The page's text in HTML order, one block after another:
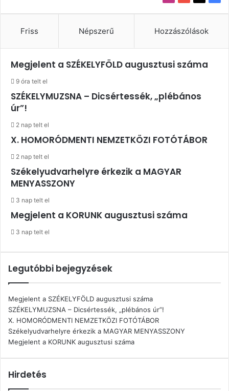
Friss Népszerű Hozzászólások
Megjelent a SZÉKELYFÖLD augusztusi száma
9 óra telt el
SZÉKELYMUZSNA – Dicsértessék, „plébános
úr”!
2 nap telt el
X. HOMORÓDMENTI NEMZETKÖZI FOTÓTÁBOR
2 nap telt el
Székelyudvarhelyre érkezik a MAGYAR
MENYASSZONY
3 nap telt el
Megjelent a KORUNK augusztusi száma
3 nap telt el
Legutóbbi bejegyzések
Megjelent a SZÉKELYFÖLD augusztusi száma
SZÉKELYMUZSNA – Dicsértessék, „plébános úr”!
X. HOMORÓDMENTI NEMZETKÖZI FOTÓTÁBOR
Székelyudvarhelyre érkezik a MAGYAR MENYASSZONY
Megjelent a KORUNK augusztusi száma
Hirdetés